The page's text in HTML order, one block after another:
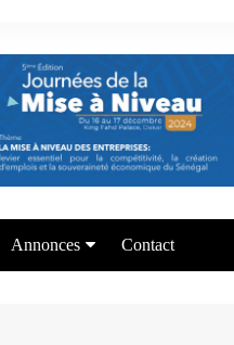
Annonces Contact